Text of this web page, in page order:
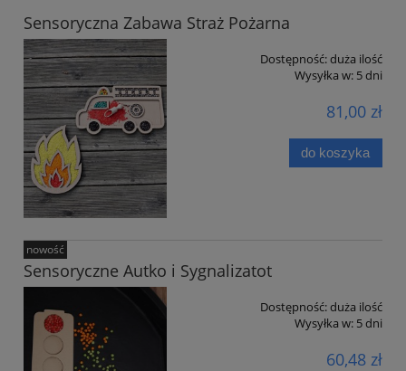
Sensoryczna Zabawa Straż Pożarna
Dostępność:duża ilość
Wysyłka w: 5 dni
81,00 zł
do koszyka
Sensoryczne Autko i Sygnalizatot
Dostępność:duża ilość
Wysyłka w: 5 dni
60,48 zł
nowość